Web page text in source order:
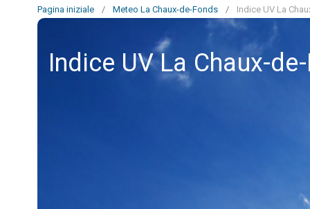
Pagina iniziale / Meteo La Chaux-de-Fonds / Indice UV La
Indice UV La Chaux-